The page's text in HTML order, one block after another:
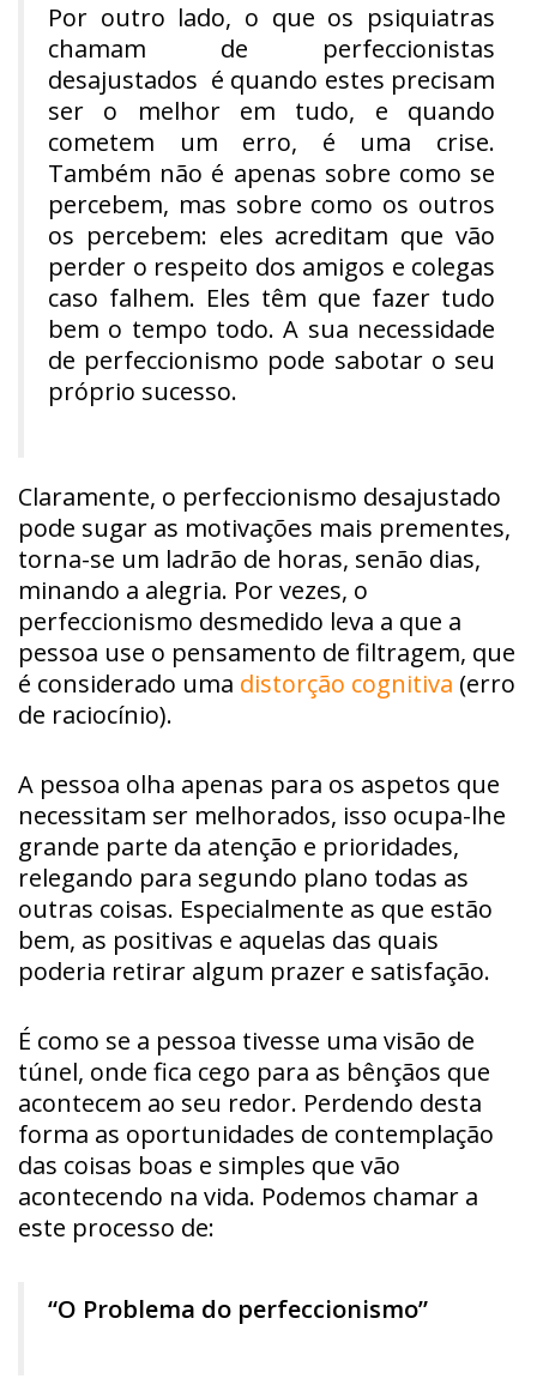
Por outro lado, o que os psiquiatras
chamam de perfeccionistas
desajustados é quando estes precisam
ser o melhor em tudo, e quando
cometem um erro, é uma crise.
Também não é apenas sobre como se
percebem, mas sobre como os outros
os percebem: eles acreditam que vão
perder o respeito dos amigos e colegas
caso falhem. Eles têm que fazer tudo
bem o tempo todo. A sua necessidade
de perfeccionismo pode sabotar o seu
próprio sucesso.
Claramente, o perfeccionismo desajustado
pode sugar as motivações mais prementes,
torna-se um ladrão de horas, senão dias,
minando a alegria. Por vezes, o
perfeccionismo desmedido leva a que a
pessoa use o pensamento de filtragem, que
é considerado uma distorção cognitiva (erro
de raciocínio).
A pessoa olha apenas para os aspetos que
necessitam ser melhorados, isso ocupa-lhe
grande parte da atenção e prioridades,
relegando para segundo plano todas as
outras coisas. Especialmente as que estão
bem, as positivas e aquelas das quais
poderia retirar algum prazer e satisfação.
É como se a pessoa tivesse uma visão de
túnel, onde fica cego para as bênçãos que
acontecem ao seu redor. Perdendo desta
forma as oportunidades de contemplação
das coisas boas e simples que vão
acontecendo na vida. Podemos chamar a
este processo de:
“O Problema do perfeccionismo”